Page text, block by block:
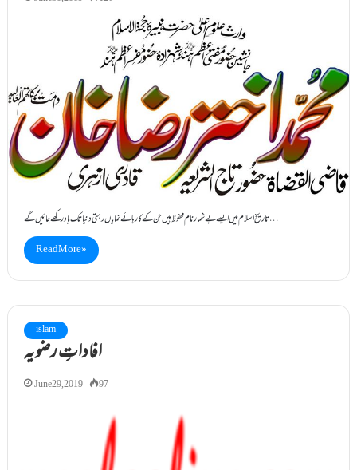
تاریخ اسلام میں ایسے بے شمار نام محفوظ ہیں جن کے کارہائے نمایاں رہتی دنیا تک یاد رکھے جائیں گے…
Read More »
islam
افاداتِ رضویہ
June 29, 2019 97